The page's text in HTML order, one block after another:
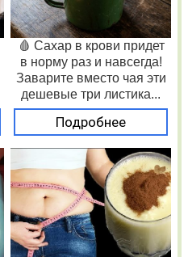
🩸 Сахар в крови придет
в норму раз и навсегда!
Заварите вместо чая эти
дешевые три листика...
Подробнее